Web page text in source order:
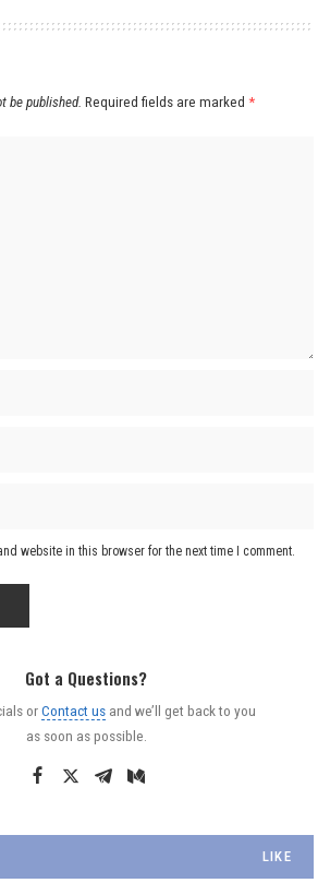
be published. Required fields are marked *
website in this browser for the next time I comment.
Got a Questions?
orContact us and we’ll get back to you
as soon as possible.
LIKE